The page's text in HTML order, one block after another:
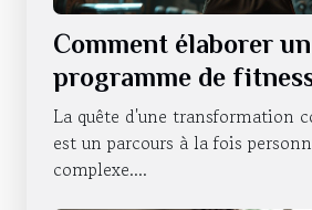
Comment élaborer un
programme de
personnalisé pour
transformation
La quête d'une transformation
est un parcours à la fois
complexe....